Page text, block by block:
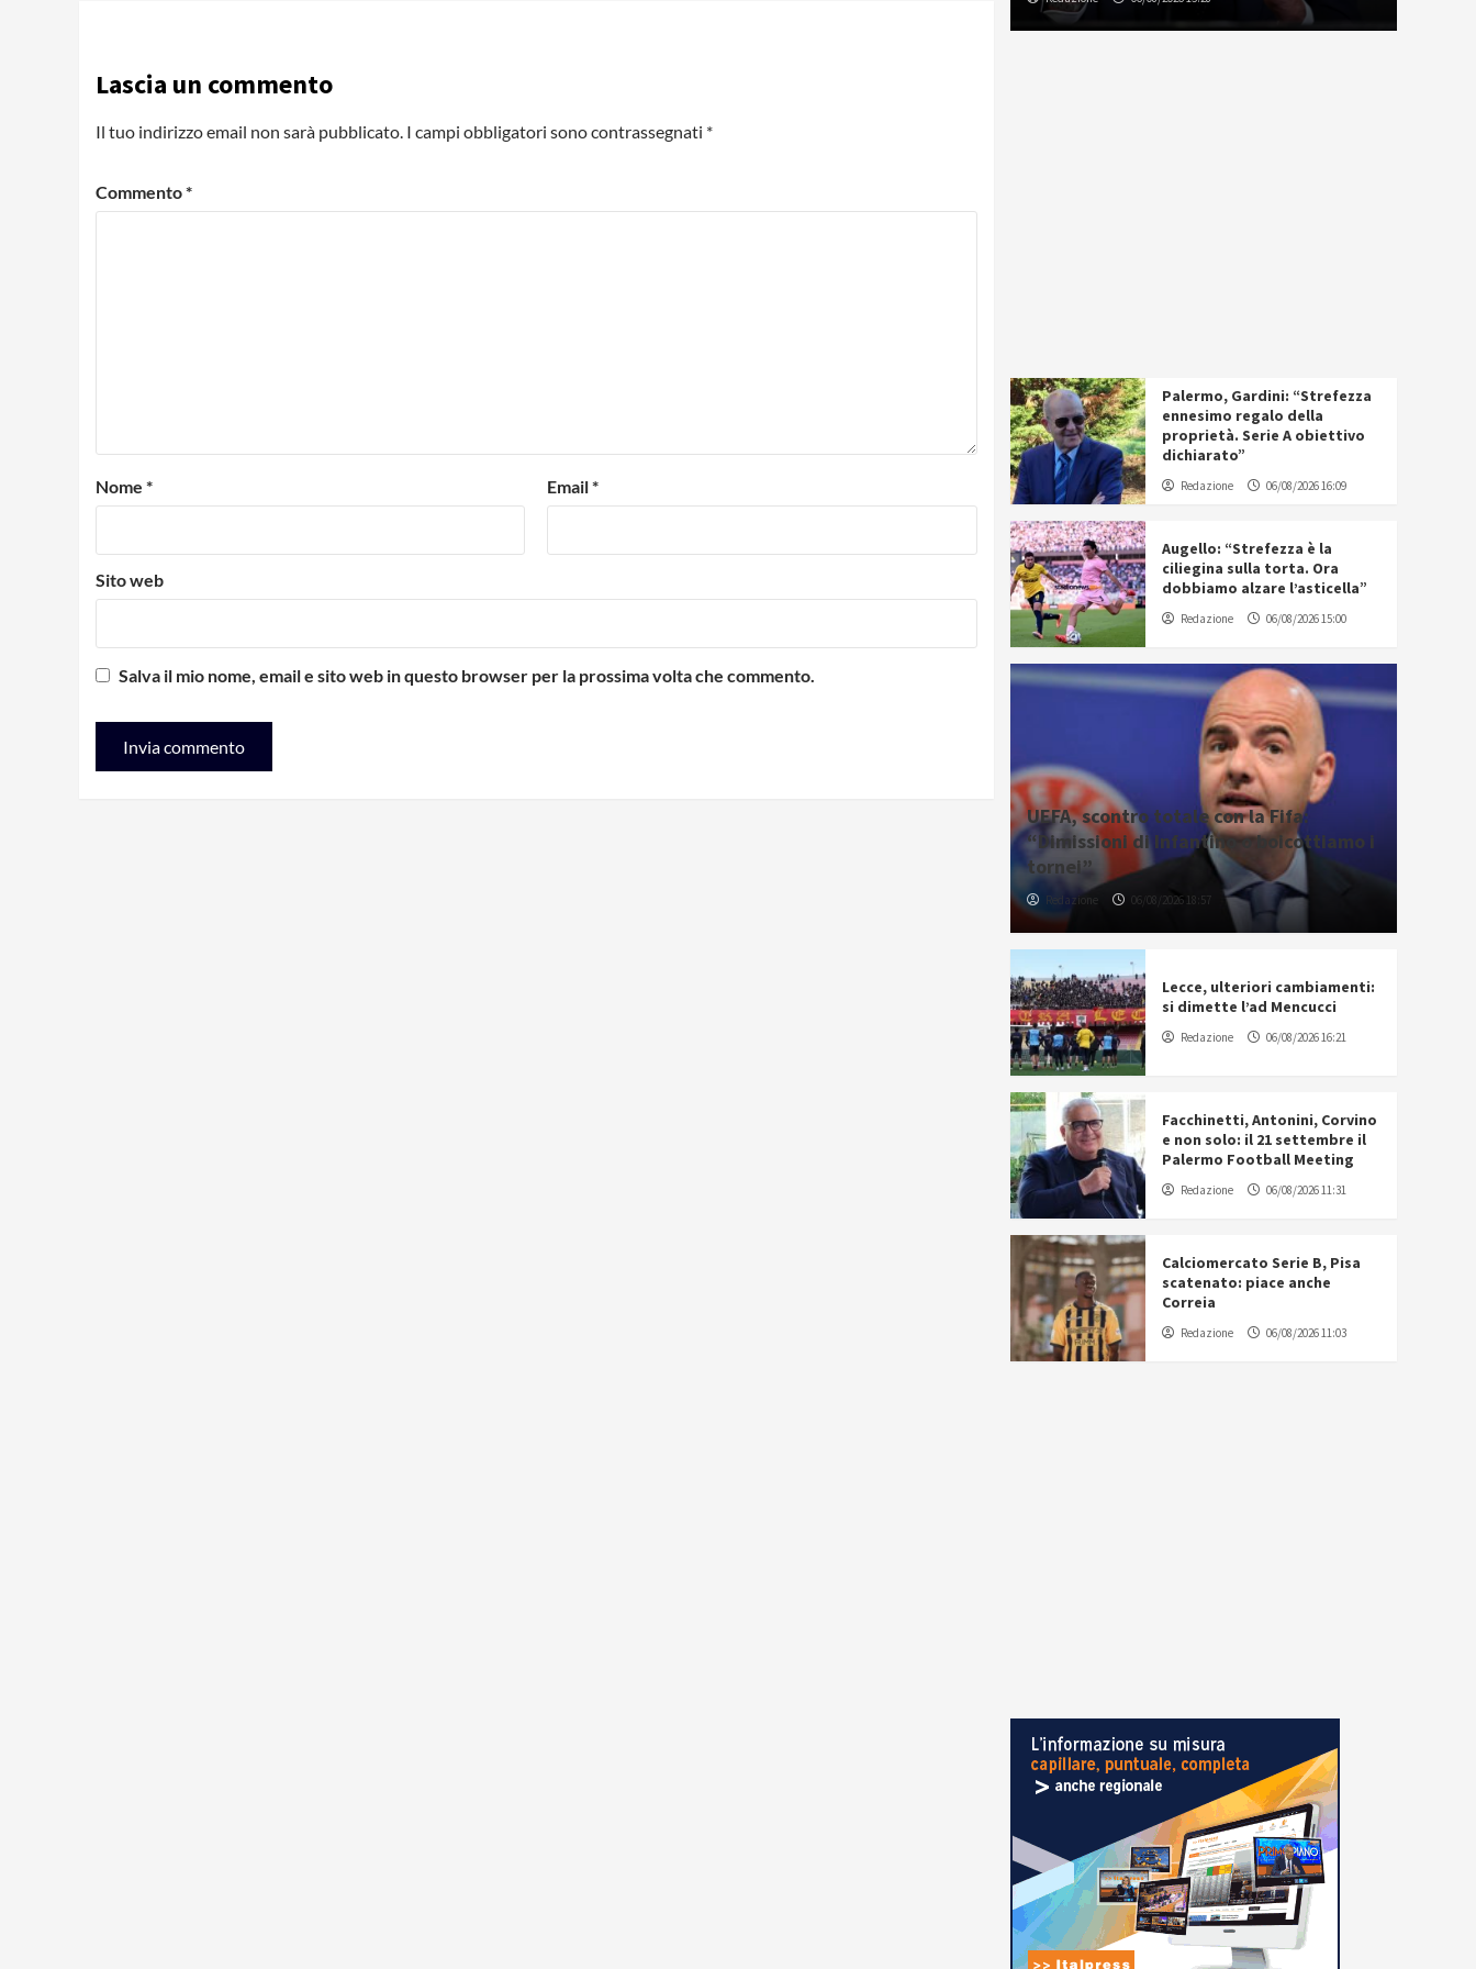
Lascia un commento
Il tuo indirizzo email non sarà pubblicato. I campi obbligatori sono contrassegnati *
Commento*
Nome * Email*
Sito web
Salva il mio nome, email e sito web in questo browser per la prossima volta che commento.
Palermo, Gardini: “Strefezza
ennesimo regalo della
proprietà. Serie A obiettivo
dichiarato”
Redazione 06/08/2026 16:09
Augello: “Strefezza è la
ciliegina sulla torta. Ora
dobbiamo alzare l’asticella”
Redazione 06/08/2026 15:00
UEFA, scontro totale con la Fifa:
“Dimissioni di Infantino o boicottiamo i
tornei”
Redazione 06/08/2026 18:57
Lecce, ulteriori cambiamenti:
si dimette l’ad Mencucci
Redazione 06/08/2026 16:21
Facchinetti, Antonini, Corvino
e non solo: il 21 settembre il
Palermo Football Meeting
Redazione 06/08/2026 11:31
Calciomercato Serie B, Pisa
scatenato: piace anche
Correia
Redazione 06/08/2026 11:03